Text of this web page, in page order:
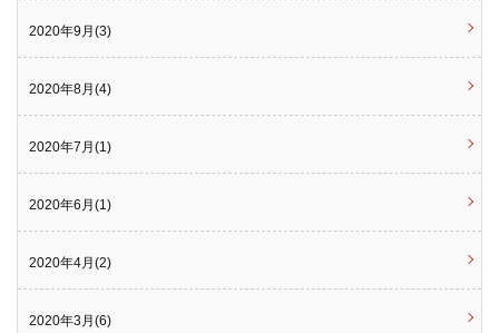
2020年9月(3)
2020年8月(4)
2020年7月(1)
2020年6月(1)
2020年4月(2)
2020年3月(6)